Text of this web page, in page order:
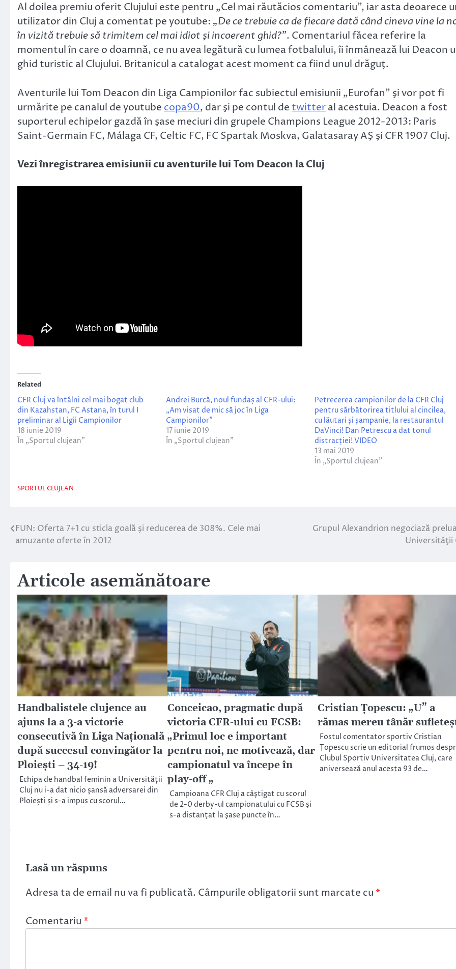
Al doilea premiu oferit Clujului este pentru „Cel mai răutăcios comentariu”, iar asta deoarece
utilizator din Cluj a comentat pe youtube: „De ce trebuie ca de fiecare dată când cineva vine la
în vizită trebuie să trimitem cel mai idiot şi incoerent ghid?”. Comentariul făcea referire la
momentul în care o doamnă, ce nu avea legătură cu lumea fotbalului, îi înmânează lui Deacon
ghid turistic al Clujului. Britanicul a catalogat acest moment ca fiind unul drăguţ.
Aventurile lui Tom Deacon din Liga Campionilor fac subiectul emisiunii „Eurofan” şi vor pot fi
urmărite pe canalul de youtube copa90, dar şi pe contul detwitteral acestuia. Deacon a fost
suporterul echipelor gazdă în şase meciuri din grupele Champions League 2012-2013: Paris
Saint-Germain FC, Málaga CF, Celtic FC, FC Spartak Moskva, Galatasaray AŞ şi CFR 1907 Cluj.
Vezi înregistrarea emisiunii cu aventurile lui Tom Deacon la Cluj
Related
CFR Cluj va întâlni cel mai bogat club
din Kazahstan, FC Astana, în turul I
preliminar al Ligii Campionilor
18 iunie 2019
În „Sportul clujean”
Andrei Burcă, noul fundaș al CFR-ului:
„Am visat de mic să joc în Liga
Campionilor”
17 iunie 2019
În „Sportul clujean”
Petrecerea campionilor de la CFR Cluj
pentru sărbătorirea titlului al cincilea,
cu lăutari și șampanie, la restaurantul
DaVinci! Dan Petrescu a dat tonul
distracției! VIDEO
13 mai 2019
În „Sportul clujean”
SPORTUL CLUJEAN
Navigare
FUN: Oferta 7+1 cu sticla goală şi reducerea de 308%. Cele mai
amuzante oferte în 2012
Grupul Alexandrion negociază
Universităţii
Articole asemănătoare
Handbalistele clujence au
ajuns la a 3-a victorie
consecutivă în Liga Națională
după succesul convingător la
Ploiești – 34-19!
Echipa de handbal feminin a Universității
Cluj nu i-a dat nicio șansă adversarei din
Ploiești și s-a impus cu scorul…
Conceicao, pragmatic după
victoria CFR-ului cu FCSB:
„Primul loc e important
pentru noi, ne motivează, dar
campionatul va începe în
play-off „
Campioana CFR Cluj a câştigat cu scorul
de 2-0 derby-ul campionatului cu FCSB şi
s-a distanţat la şase puncte în…
Cristian Ţopescu: „U” a
rămas mereu tânăr
Fostul comentator sportiv Cristian
Ţopescu scrie un editorial frumos
Clubul Sportiv Universitatea Cluj, care
aniversează anul acesta 93 de…
Lasă un răspuns
Adresa ta de email nu va fi publicată. Câmpurile obligatorii sunt marcate cu *
Comentariu *